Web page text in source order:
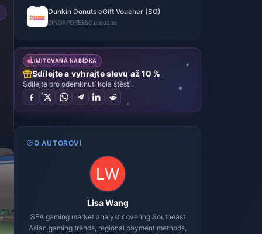
Dunkin Donuts eGift Voucher (SG)
SINGAPORE850 prodáno
LIMITOVANÁ NABÍDKA
Sdílejte a vyhrajte slevu až 10 %
Sdílejte pro odemknutí kola štěstí.
O AUTOROVI
Lisa Wang
SEA gaming market analyst covering Southeast
Asian gaming trends, regional payment methods,